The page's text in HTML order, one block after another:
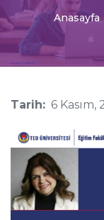
Anasayfa
Tarih: 6 Kasım,